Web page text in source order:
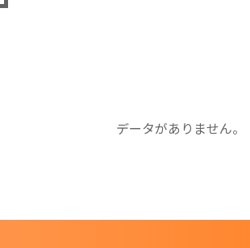
データがありません。